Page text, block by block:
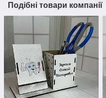
Подібні товари компанії